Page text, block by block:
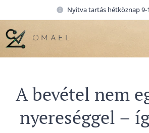
Nyitva tartás hétköznap 9-
O M A E L
A bevétel nem
nyereséggel –